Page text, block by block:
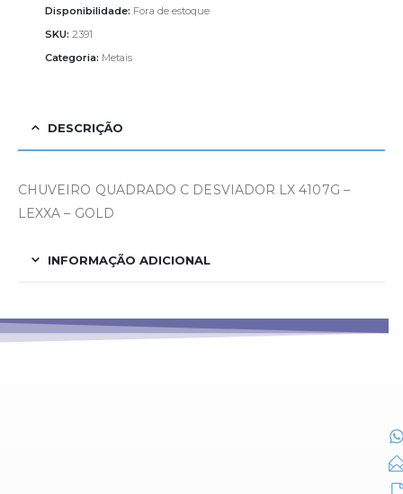
Disponibilidade: Fora de estoque
SKU: 2391
Categoria: Metais
DESCRIÇÃO
CHUVEIRO QUADRADO C DESVIADOR LX 4107G –
LEXXA – GOLD
INFORMAÇÃO ADICIONAL